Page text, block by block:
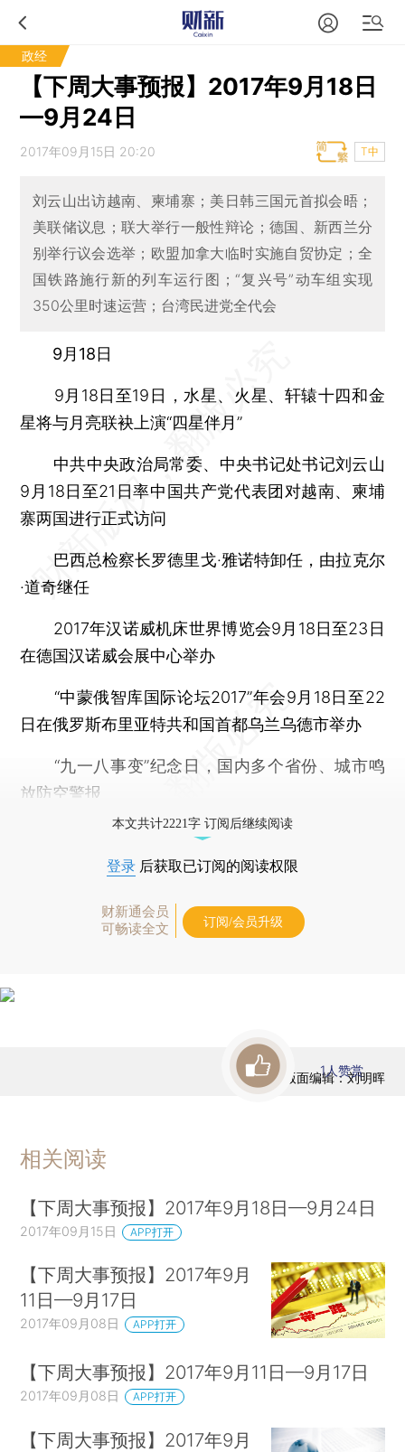
政经
【下周大事预报】2017年9月18日
—9月24日
2017年09月15日 20:20 T中
刘云山出访越南、柬埔寨；美日韩三国元首拟会晤；
美联储议息；联大举行一般性辩论；德国、新西兰分
别举行议会选举；欧盟加拿大临时实施自贸协定；全
国铁路施行新的列车运行图；“复兴号”动车组实现
350公里时速运营；台湾民进党全代会
9月18日
9月18日至19日，水星、火星、轩辕十四和金
星将与月亮联袂上演“四星伴月”
中共中央政治局常委、中央书记处书记刘云山
9月18日至21日率中国共产党代表团对越南、柬埔
寨两国进行正式访问
巴西总检察长罗德里戈·雅诺特卸任，由拉克尔
·道奇继任
2017年汉诺威机床世界博览会9月18日至23日
在德国汉诺威会展中心举办
“中蒙俄智库国际论坛2017”年会9月18日至22
日在俄罗斯布里亚特共和国首都乌兰乌德市举办
“九一八事变”纪念日，国内多个省份、城市鸣
放防空警报
本文共计2221字 订阅后继续阅读
登录 后获取已订阅的阅读权限
财新通会员
可畅读全文
订阅/会员升级
版面编辑：刘明晖
1人赞赏
相关阅读
【下周大事预报】2017年9月18日—9月24日
2017年09月15日 APP打开
【下周大事预报】2017年9月
11日—9月17日
2017年09月08日 APP打开
【下周大事预报】2017年9月11日—9月17日
2017年09月08日 APP打开
【下周大事预报】2017年9月